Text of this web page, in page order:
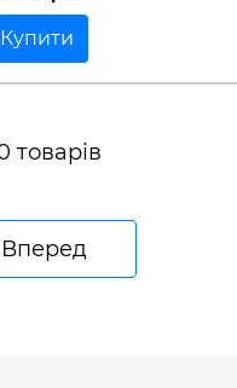
Купити
товарів
Вперед